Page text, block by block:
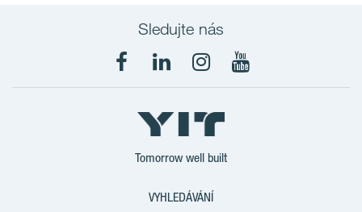
Sledujte nás
Tomorrow well built
VYHLEDÁVÁNÍ